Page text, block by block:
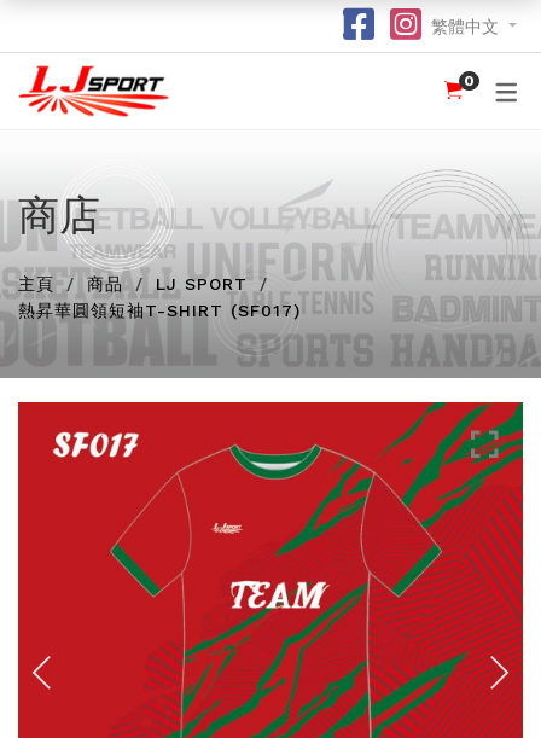
認識 LJ SPORT
為什麼選擇我們？
我們的客戶
球衣
籃球
跑步 / 田徑 hot
龍舟 hot
羽毛球 / 網球
乒乓球
保齡球
投球 (Netball)
new
瑜伽
團體服
POLO 恤
熱昇華服裝 hot
衛衣
風褸
下身
紀念品
熱昇華強力吸水毛巾
棒球帽
索繩袋
鎖匙扣
訂購指南
竹炭運動布功能
了解熱昇華印花 hot
常用字體
不同的服裝印刷方式及特點
面料和顏色
尺寸表
繁體中文
0
商店
主頁 商品
LJ SPORT
熱昇華圓領短袖T-SHIRT (SF017)